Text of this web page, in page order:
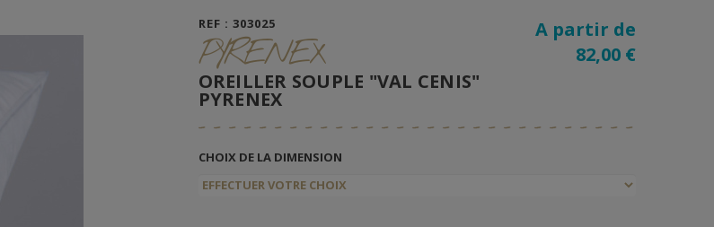
REF : 303025
PYRENEX
OREILLER SOUPLE "VAL CENIS"
PYRENEX
A partir de
82,00 €
CHOIX DE LA DIMENSION